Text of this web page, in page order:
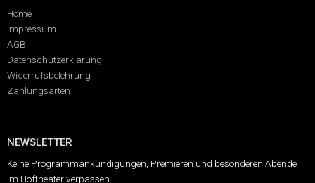
Home
Impressum
AGB
Datenschutzerklärung
Widerrufsbelehrung
Zahlungsarten
NEWSLETTER
Keine Programmankündigungen, Premieren und besonderen Abende
im Hoftheater verpassen